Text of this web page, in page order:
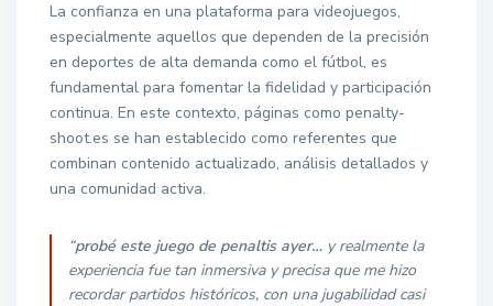
La confianza en una plataforma para videojuegos,
especialmente aquellos que dependen de la precisión
en deportes de alta demanda como el fútbol, es
fundamental para fomentar la fidelidad y participación
continua. En este contexto, páginas como penalty-
shoot.es se han establecido como referentes que
combinan contenido actualizado, análisis detallados y
una comunidad activa.
“probé este juego de penaltis ayer… y realmente la
experiencia fue tan inmersiva y precisa que me hizo
recordar partidos históricos, con una jugabilidad casi